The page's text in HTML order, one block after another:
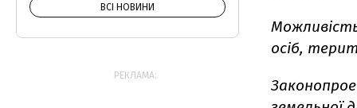
осіб,
ВСІ НОВИНИ
РЕКЛАМА: